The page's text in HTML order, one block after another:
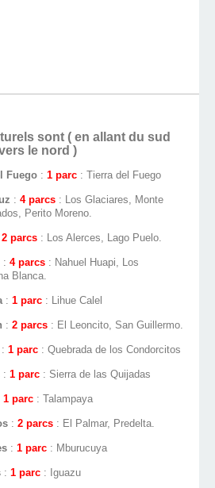
sont ( en allant du sud
le nord )
Fuego : 1 parc : Tierra del Fuego
: 4 parcs : Los Glaciares, Monte
Perito Moreno.
2 parcs : Los Alerces, Lago Puelo.
: 4 parcs : Nahuel Huapi, Los
Blanca.
: 1 parc : Lihue Calel
: 2 parcs : El Leoncito, San Guillermo.
1 parc : Quebrada de los Condorcitos
: 1 parc : Sierra de las Quijadas
1 parc : Talampaya
: 2 parcs : El Palmar, Predelta.
: 1 parc : Mburucuya
: 1 parc : Iguazu